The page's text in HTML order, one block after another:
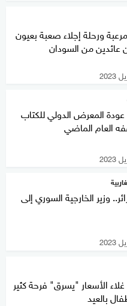
ورحلة إجلاء صعبة بعيون
عائدين من السودان
المعرض الدولي للكتاب
العام الماضي
وزير الخارجية السوري إلى
الأسعار "يسرق" فرحة كثير
بالعيد